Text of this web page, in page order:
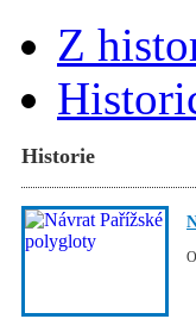
Z
Historie